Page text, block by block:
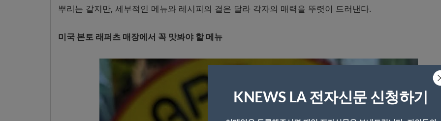
뿌리는 같지만, 세부적인 메뉴와 레시피의 결은 달라 각자의 매력을 뚜렷이 드러낸다.
미국 본토 래퍼츠 매장에서 꼭 맛봐야 할 메뉴
KNEWS LA 전자신문 신청하기